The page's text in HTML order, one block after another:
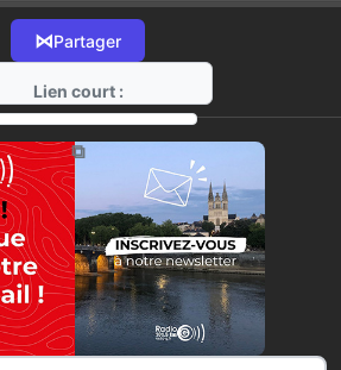
⋈Partager
Lien court :
https://radio-g.fr?15268
⧉